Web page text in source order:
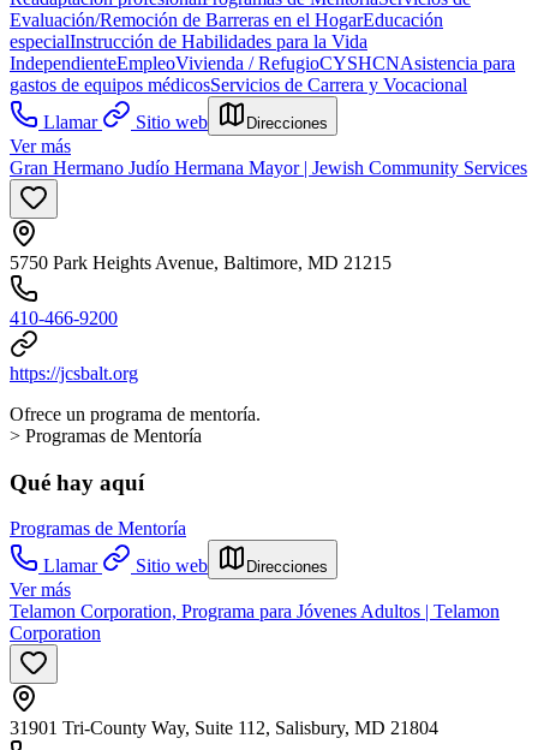
Evaluación/Remoción de Barreras en el HogarEducación
especialInstrucción de Habilidades para la Vida
IndependienteEmpleoVivienda / RefugioCYSHCNAsistencia para
gastos de equipos médicosServicios de Carrera y Vocacional
Llamar
Sitio web Direcciones
Ver más
Gran Hermano Judío Hermana Mayor | Jewish Community Services
5750 Park Heights Avenue, Baltimore, MD 21215
410-466-9200
https://jcsbalt.org
Ofrece un programa de mentoría.
> Programas de Mentoría
Qué hay aquí
Programas de Mentoría
Llamar
Sitio web Direcciones
Ver más
Telamon Corporation, Programa para Jóvenes Adultos | Telamon
Corporation
31901 Tri-County Way, Suite 112, Salisbury, MD 21804